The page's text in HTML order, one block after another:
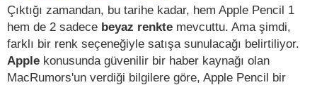
Çıktığı zamandan, bu tarihe kadar, hem Apple Pencil 1
hem de 2 sadece beyaz renkte mevcuttu. Ama şimdi,
farklı bir renk seçeneğiyle satışa sunulacağı belirtiliyor.
Apple konusunda güvenilir bir haber kaynağı olan
MacRumors'un verdiği bilgilere göre, Apple Pencil bir